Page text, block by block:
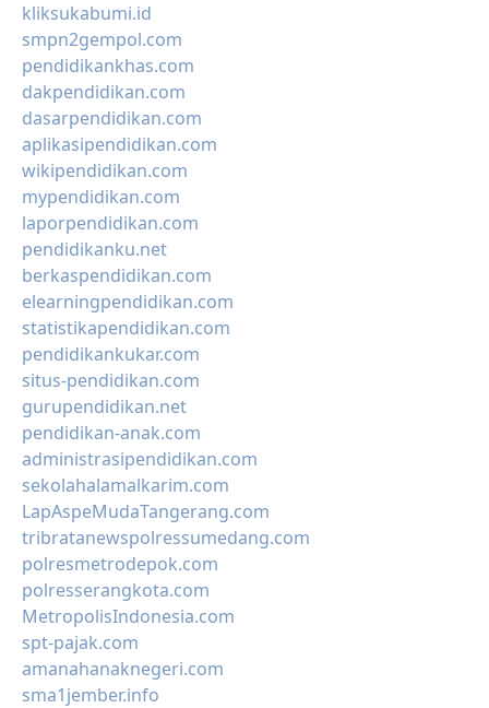
kliksukabumi.id
smpn2gempol.com
pendidikankhas.com
dakpendidikan.com
dasarpendidikan.com
aplikasipendidikan.com
wikipendidikan.com
mypendidikan.com
laporpendidikan.com
pendidikanku.net
berkaspendidikan.com
elearningpendidikan.com
statistikapendidikan.com
pendidikankukar.com
situs-pendidikan.com
gurupendidikan.net
pendidikan-anak.com
administrasipendidikan.com
sekolahalamalkarim.com
LapAspeMudaTangerang.com
tribratanewspolressumedang.com
polresmetrodepok.com
polresserangkota.com
MetropolisIndonesia.com
spt-pajak.com
amanahanaknegeri.com
sma1jember.info